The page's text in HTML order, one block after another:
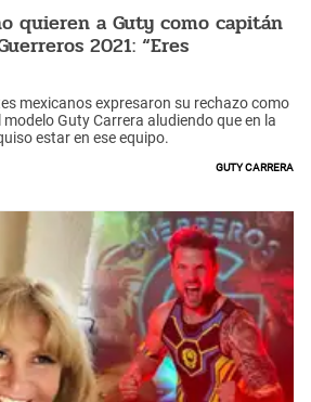
quieren a Guty como capitán
2021: “Eres
mexicanos expresaron su rechazo como
Guty Carrera aludiendo que en la
estar en ese equipo.
Guty Carrera